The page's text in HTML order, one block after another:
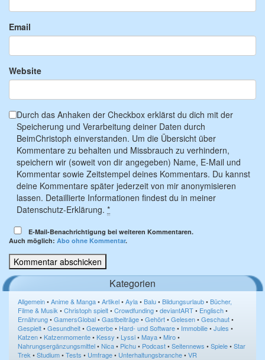
Email
Website
Durch das Anhaken der Checkbox erklärst du dich mit der
Speicherung und Verarbeitung deiner Daten durch
BeimChristoph einverstanden. Um die Übersicht über
Kommentare zu behalten und Missbrauch zu verhindern,
speichern wir (soweit von dir angegeben) Name, E-Mail und
Kommentar sowie Zeitstempel deines Kommentars. Du kannst
deine Kommentare später jederzeit von mir anonymisieren
lassen. Detaillierte Informationen findest du in meiner
Datenschutz-Erklärung. *
E-Mail-Benachrichtigung bei weiteren Kommentaren.
Auch möglich: Abo ohne Kommentar.
Kategorien
Allgemein•Anime & Manga•Artikel•Ayla•Balu•Bildungsurlaub•Bücher,
Filme & Musik •Christoph spielt•Crowdfunding•deviantART• Englisch•
Ernährung•GamersGlobal•Gastbeiträge•Gehört•Gelesen•Geschaut•
Gespielt•Gesundheit•Gewerbe• Hard- und Software• Immobilie•Jules •
Katzen•Katzenmomente•Kessy • Lyssi•Maya•Miro•
Nahrungsergänzungsmittel•Nica• Pichu• Podcast•Seitennews •Spiele•Star
Trek •Studium•Tests • Umfrage• Unterhaltungsbranche•VR